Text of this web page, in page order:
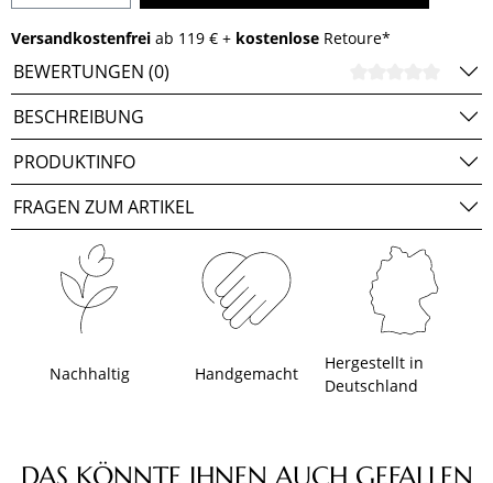
Versandkostenfrei ab 119 € + kostenlose Retoure*
BEWERTUNGEN (0)
BESCHREIBUNG
PRODUKTINFO
FRAGEN ZUM ARTIKEL
Nachhaltig Handgemacht
Hergestellt in
Deutschland
Produktgalerie überspringen
DAS KÖNNTE IHNEN AUCH GEFALLEN